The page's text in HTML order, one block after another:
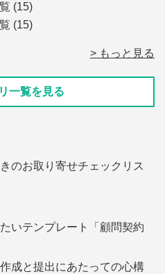
(15)
(15)
> もっと見る
一覧を見る
のお取り寄せチェックリス
いテンプレート「顧問契約
成と提出にあたっての心構